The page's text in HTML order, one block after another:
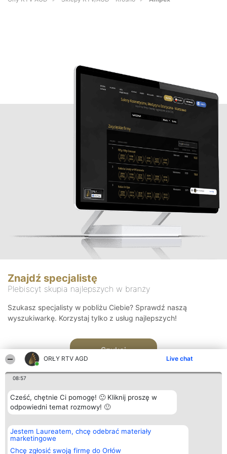
ORŁY RTV AGD Live chat
08:57
Cześć, chętnie Ci pomogę! 🙂 Kliknij proszę w
odpowiedni temat rozmowy! 🙂
Jestem Laureatem, chcę odebrać materiały
marketingowe
Chcę zgłosić swoją firmę do Orłów
Znajdź specjalistę
Plebiscyt skupia najlepszych w branży
Szukasz specjalisty w pobliżu Ciebie? Sprawdź naszą
wyszukiwarkę. Korzystaj tylko z usług najlepszych!
Szukaj
Organizator plebiscytu
Bright Side Solutions sp. z o.
o. sp. k.
ul. Ruska 22
Plebiscyt
Laureaci
wszystkich
Kontakt
Kontakt